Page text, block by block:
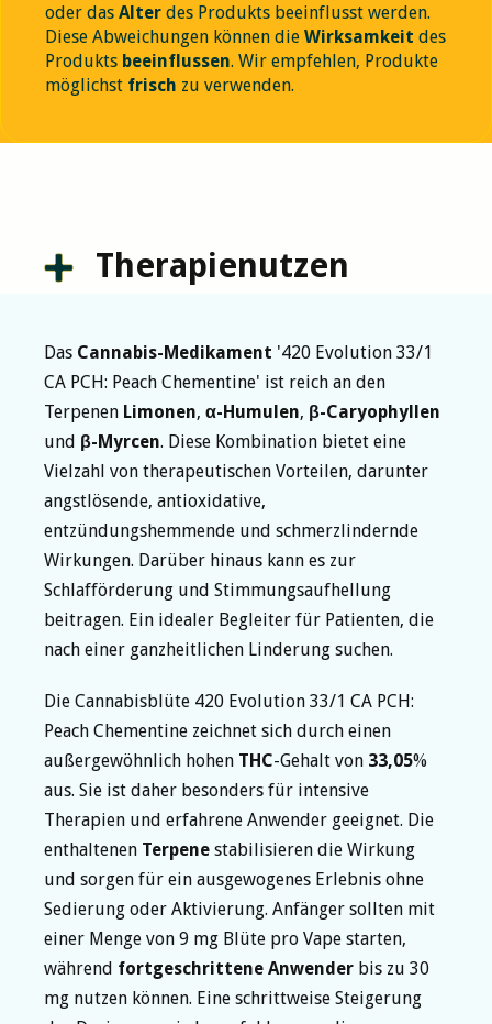
oder das Alter des Produkts beeinflusst werden.
Diese Abweichungen können die Wirksamkeit des
Produkts beeinflussen. Wir empfehlen, Produkte
möglichst frisch zu verwenden.
Therapienutzen
Das Cannabis-Medikament '420 Evolution 33/1
CA PCH: Peach Chementine' ist reich an den
Terpenen Limonen, α-Humulen, β-Caryophyllen
und β-Myrcen. Diese Kombination bietet eine
Vielzahl von therapeutischen Vorteilen, darunter
angstlösende, antioxidative,
entzündungshemmende und schmerzlindernde
Wirkungen. Darüber hinaus kann es zur
Schlafförderung und Stimmungsaufhellung
beitragen. Ein idealer Begleiter für Patienten, die
nach einer ganzheitlichen Linderung suchen.
Die Cannabisblüte 420 Evolution 33/1 CA PCH:
Peach Chementine zeichnet sich durch einen
außergewöhnlich hohen THC-Gehalt von 33,05%
aus. Sie ist daher besonders für intensive
Therapien und erfahrene Anwender geeignet. Die
enthaltenen Terpene stabilisieren die Wirkung
und sorgen für ein ausgewogenes Erlebnis ohne
Sedierung oder Aktivierung. Anfänger sollten mit
einer Menge von 9 mg Blüte pro Vape starten,
während fortgeschrittene Anwender bis zu 30
mg nutzen können. Eine schrittweise Steigerung